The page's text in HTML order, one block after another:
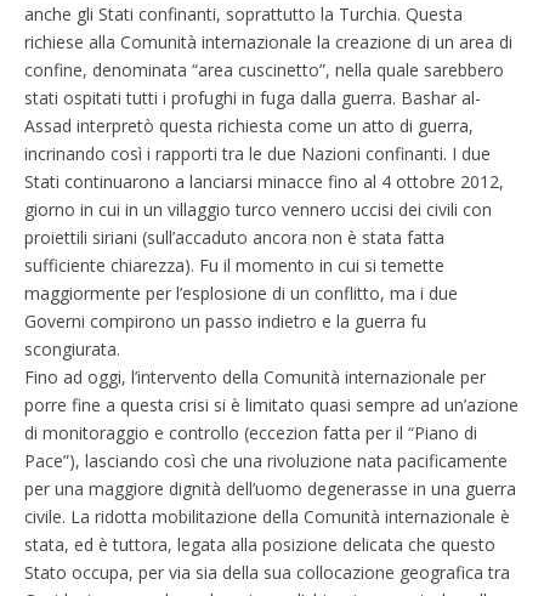
anche gli Stati confinanti, soprattutto la Turchia. Questa
richiese alla Comunità internazionale la creazione di un area di
confine, denominata “area cuscinetto”, nella quale sarebbero
stati ospitati tutti i profughi in fuga dalla guerra. Bashar al-
Assad interpretò questa richiesta come un atto di guerra,
incrinando così i rapporti tra le due Nazioni confinanti. I due
Stati continuarono a lanciarsi minacce fino al 4 ottobre 2012,
giorno in cui in un villaggio turco vennero uccisi dei civili con
proiettili siriani (sull’accaduto ancora non è stata fatta
sufficiente chiarezza). Fu il momento in cui si temette
maggiormente per l’esplosione di un conflitto, ma i due
Governi compirono un passo indietro e la guerra fu
scongiurata.
Fino ad oggi, l’intervento della Comunità internazionale per
porre fine a questa crisi si è limitato quasi sempre ad un’azione
di monitoraggio e controllo (eccezion fatta per il “Piano di
Pace”), lasciando così che una rivoluzione nata pacificamente
per una maggiore dignità dell’uomo degenerasse in una guerra
civile. La ridotta mobilitazione della Comunità internazionale è
stata, ed è tuttora, legata alla posizione delicata che questo
Stato occupa, per via sia della sua collocazione geografica tra